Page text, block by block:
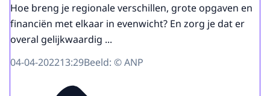
Hoe breng je regionale verschillen, grote opgaven en
financiën met elkaar in evenwicht? En zorg je dat er
overal gelijkwaardig ...
04-04-202213:29Beeld: © ANP